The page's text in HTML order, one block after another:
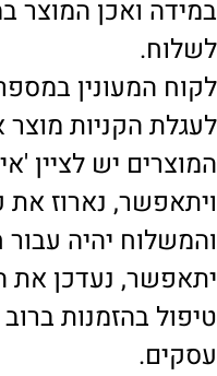
במידה ואכן המוצר
לשלוח.
לקוח המעונין
לעגלת הקניות
המוצרים יש לציין
ויתאפשר, נארוז
והמשלוח יהיה
יתאפשר, נעדכן
עסקים.